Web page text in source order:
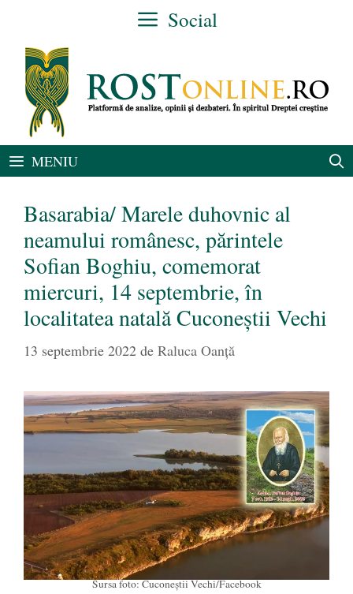
conținut
Social
MENIU
Basarabia/ Marele duhovnic al
neamului românesc, părintele
Sofian Boghiu, comemorat
miercuri, 14 septembrie, în
localitatea natală Cuconeștii Vechi
13 septembrie 2022 de Raluca Oanță
Sursa foto: Cuconeștii Vechi/Facebook